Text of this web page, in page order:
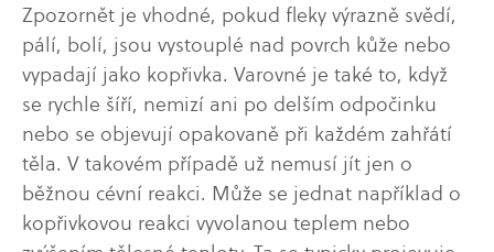
Zpozornět je vhodné, pokud fleky výrazně svědí,
pálí, bolí, jsou vystouplé nad povrch kůže nebo
vypadají jako kopřivka. Varovné je také to, když
se rychle šíří, nemizí ani po delším odpočinku
nebo se objevují opakovaně při každém zahřátí
těla. V takovém případě už nemusí jít jen o
běžnou cévní reakci. Může se jednat například o
kopřivkovou reakci vyvolanou teplem nebo